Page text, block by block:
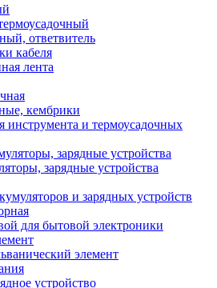
ответвитель
кабеля
лента
кембрики
инструмента и термоусадочных
зарядные устройства
и зарядных устройств
для бытовой электроники
элемент
устройство